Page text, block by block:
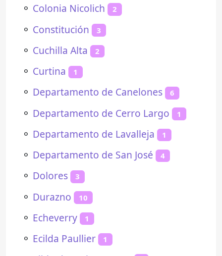
⚬ Colonia Nicolich 2
⚬ Constitución 3
⚬ Cuchilla Alta 2
⚬ Curtina 1
⚬ Departamento de Canelones 6
⚬ Departamento de Cerro Largo 1
⚬ Departamento de Lavalleja 1
⚬ Departamento de San José 4
⚬ Dolores 3
⚬ Durazno 10
⚬ Echeverry 1
⚬ Ecilda Paullier 1